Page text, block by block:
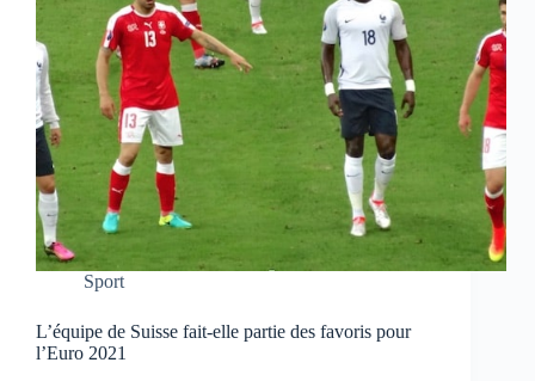
Sport
L’équipe de Suisse fait-elle partie des favoris pour
l’Euro 2021